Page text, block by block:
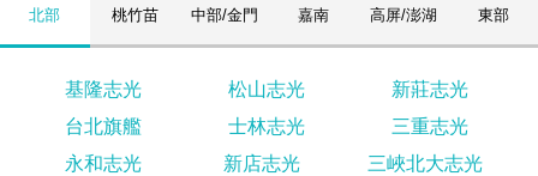
北部 桃竹苗 中部/金門 嘉南 高屏/澎湖 東部
基隆志光 松山志光
新莊志光
台北旗艦
士林志光
三重志光
永和志光
新店志光
三峽北大志光